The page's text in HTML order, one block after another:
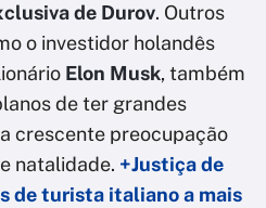
de Durov. Outros
o investidor holandês
Elon Musk, também
de ter grandes
crescente preocupação
natalidade. +Justiça de
de turista italiano a mais